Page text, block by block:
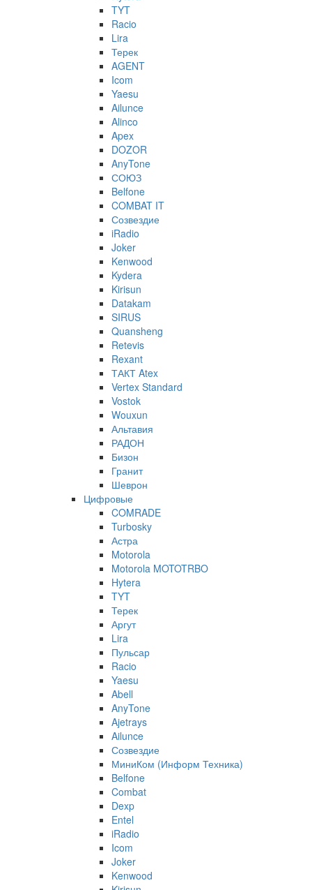
TYT
Racio
Lira
Терек
AGENT
Icom
Yaesu
Ailunce
Alinco
Apex
DOZOR
AnyTone
СОЮЗ
Belfone
COMBAT IT
Созвездие
iRadio
Joker
Kenwood
Kydera
Kirisun
Datakam
SIRUS
Quansheng
Retevis
Rexant
ТАКТ Atex
Vertex Standard
Vostok
Wouxun
Альтавия
РАДОН
Бизон
Гранит
Шеврон
Цифровые
COMRADE
Turbosky
Астра
Motorola
Motorola MOTOTRBO
Hytera
TYT
Терек
Аргут
Lira
Пульсар
Racio
Yaesu
Abell
AnyTone
Ajetrays
Ailunce
Созвездие
МиниКом (Информ Техника)
Belfone
Combat
Dexp
Entel
iRadio
Icom
Joker
Kenwood